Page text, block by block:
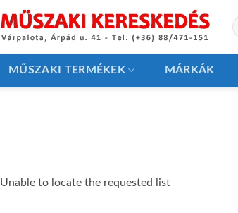
a
MŰSZAKI TERMÉKEK MÁRKÁK
Unable to locate the requested list